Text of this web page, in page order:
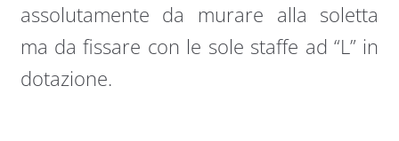
assolutamente da murare alla soletta
ma da fissare con le sole staffe ad “L” in
dotazione.